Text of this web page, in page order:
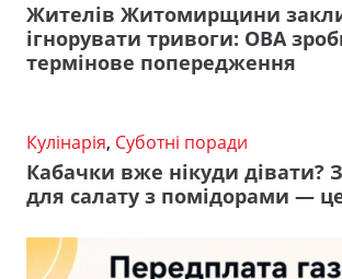
Жителів Житомирщини
ігнорувати тривоги: ОВА
термінове попередження
Кулінарія, Суботні поради
Кабачки вже нікуди дівати?
для салату з помідорами — це